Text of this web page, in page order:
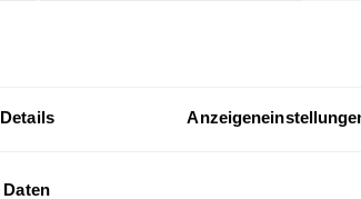
Details
Versand